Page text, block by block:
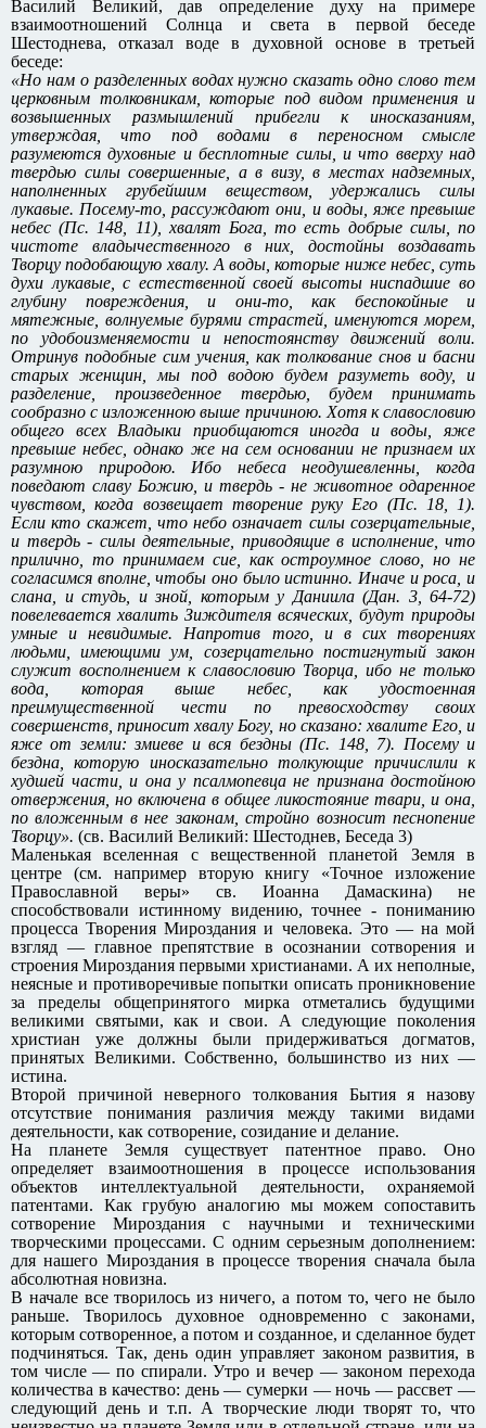
Василий Великий, дав определение духу на примере
взаимоотношений Солнца и света в первой беседе
Шестоднева, отказал воде в духовной основе в третьей
беседе:
«Но нам о разделенных водах нужно сказать одно слово тем
церковным толковникам, которые под видом применения и
возвышенных размышлений прибегли к иносказаниям,
утверждая, что под водами в переносном смысле
разумеются духовные и бесплотные силы, и что вверху над
твердью силы совершенные, а в визу, в местах надземных,
наполненных грубейшим веществом, удержались силы
лукавые. Посему-то, рассуждают они, и воды, яже превыше
небес (Пс. 148, 11), хвалят Бога, то есть добрые силы, по
чистоте владычественного в них, достойны воздавать
Творцу подобающую хвалу. А воды, которые ниже небес, суть
духи лукавые, с естественной своей высоты ниспадшие во
глубину повреждения, и они-то, как беспокойные и
мятежные, волнуемые бурями страстей, именуются морем,
по удобоизменяемости и непостоянству движений воли.
Отринув подобные сим учения, как толкование снов и басни
старых женщин, мы под водою будем разуметь воду, и
разделение, произведенное твердью, будем принимать
сообразно с изложенною выше причиною. Хотя к славословию
общего всех Владыки приобщаются иногда и воды, яже
превыше небес, однако же на сем основании не признаем их
разумною природою. Ибо небеса неодушевленны, когда
поведают славу Божию, и твердь - не животное одаренное
чувством, когда возвещает творение руку Его (Пс. 18, 1).
Если кто скажет, что небо означает силы созерцательные,
и твердь - силы деятельные, приводящие в исполнение, что
прилично, то принимаем cиe, как остроумное слово, но не
согласимся вполне, чтобы оно было истинно. Иначе и роса, и
слана, и студь, и зной, которым у Даниила (Дан. 3, 64-72)
повелевается хвалить Зиждителя всяческих, будут природы
умные и невидимые. Напротив того, и в сих творениях
людьми, имеющими ум, созерцательно постигнутый закон
служит восполнением к славословию Творца, ибо не только
вода, которая выше небес, как удостоенная
преимущественной чести по превосходству своих
совершенств, приносит хвалу Богу, но сказано: хвалите Его, и
яже от земли: змиеве и вся бездны (Пс. 148, 7). Посему и
бездна, которую иносказательно толкующие причислили к
худшей части, и она у псалмопевца не признана достойною
отвержения, но включена в общее ликостояние твари, и она,
по вложенным в нее законам, стройно возносит песнопение
Творцу». (св. Василий Великий: Шестоднев, Беседа 3)
Маленькая вселенная с вещественной планетой Земля в
центре (см. например вторую книгу «Точное изложение
Православной веры» св. Иоанна Дамаскина) не
способствовали истинному видению, точнее - пониманию
процесса Творения Мироздания и человека. Это — на мой
взгляд — главное препятствие в осознании сотворения и
строения Мироздания первыми христианами. А их неполные,
неясные и противоречивые попытки описать проникновение
за пределы общепринятого мирка отметались будущими
великими святыми, как и свои. А следующие поколения
христиан уже должны были придерживаться догматов,
принятых Великими. Собственно, большинство из них —
истина.
Второй причиной неверного толкования Бытия я назову
отсутствие понимания различия между такими видами
деятельности, как сотворение, созидание и делание.
На планете Земля существует патентное право. Оно
определяет взаимоотношения в процессе использования
объектов интеллектуальной деятельности, охраняемой
патентами. Как грубую аналогию мы можем сопоставить
сотворение Мироздания с научными и техническими
творческими процессами. С одним серьезным дополнением:
для нашего Мироздания в процессе творения сначала была
абсолютная новизна.
В начале все творилось из ничего, а потом то, чего не было
раньше. Творилось духовное одновременно с законами,
которым сотворенное, а потом и созданное, и сделанное будет
подчиняться. Так, день один управляет законом развития, в
том числе — по спирали. Утро и вечер — законом перехода
количества в качество: день — сумерки — ночь — рассвет —
следующий день и т.п. А творческие люди творят то, что